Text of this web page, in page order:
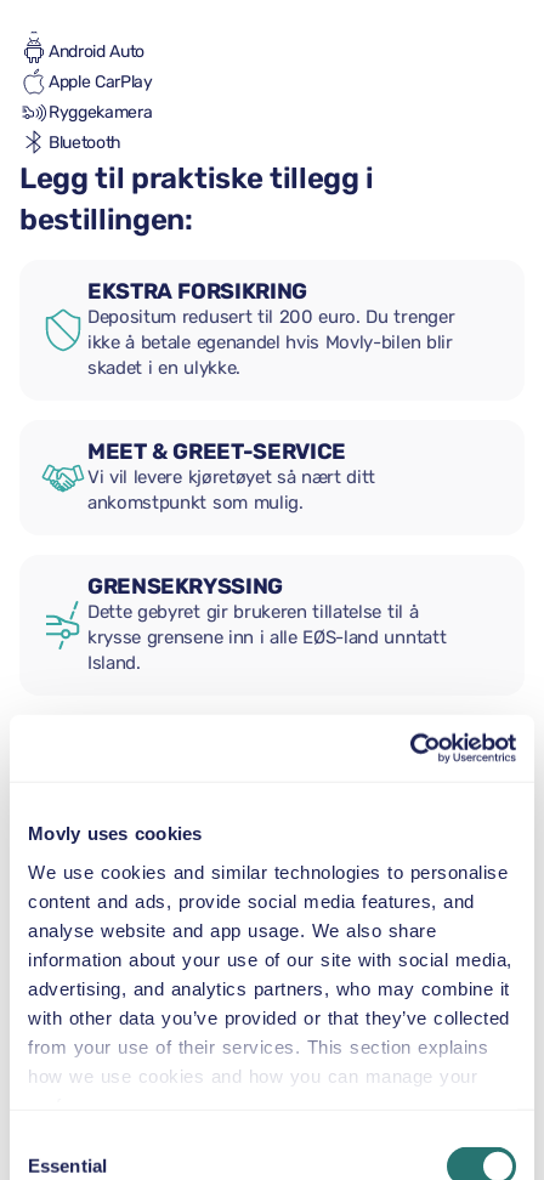
Movly uses cookies
We use cookies and similar technologies to personalise
content and ads, provide social media features, and
analyse website and app usage. We also share
information about your use of our site with social media,
advertising, and analytics partners, who may combine it
with other data you’ve provided or that they’ve collected
from your use of their services. This section explains
how we use cookies and how you can manage your
Selection
Essential
Android Auto
Apple CarPlay
Ryggekamera
Bluetooth
Legg til praktiske tillegg i
bestillingen:
EKSTRA FORSIKRING
Depositum redusert til 200 euro. Du trenger
ikke å betale egenandel hvis Movly-bilen blir
skadet i en ulykke.
MEET & GREET-SERVICE
Vi vil levere kjøretøyet så nært ditt
ankomstpunkt som mulig.
GRENSEKRYSSING
Dette gebyret gir brukeren tillatelse til å
krysse grensene inn i alle EØS-land unntatt
Island.
2,5–13 kg
SMÅBARNSSTOL
9–18 kg
BELTESTOL